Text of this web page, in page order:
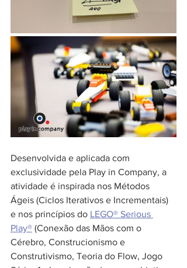
Desenvolvida e aplicada com
exclusividade pela Play in Company, a
atividade é inspirada nos Métodos
Ágeis (Ciclos Iterativos e Incrementais)
e nos princípios do LEGO® Serious
Play® (Conexão das Mãos com o
Cérebro, Construcionismo e
Construtivismo, Teoria do Flow, Jogo